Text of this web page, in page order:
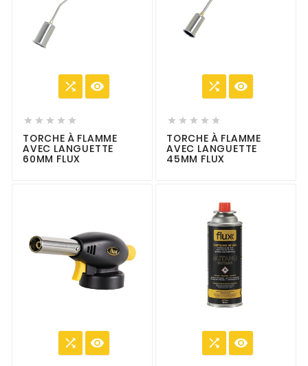
 
    
TORCHE À FLAMME
AVEC LANGUETTE
60MM FLUX
 
    
TORCHE À FLAMME
AVEC LANGUETTE
45MM FLUX
   